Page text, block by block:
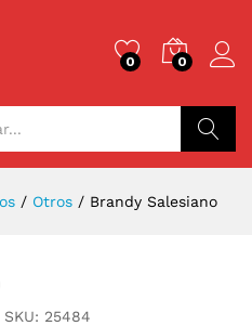
0 0
/ Otros / Brandy Salesiano
SKU: 25484